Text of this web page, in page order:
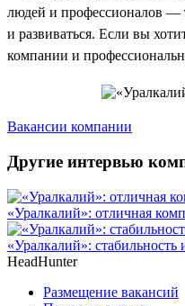
людей и профессионалов —
и развиваться. Если вы
компании и
Вакансии компании
Другие интервью
«Уралкалий»: отличная
«Уралкалий»: стабильность
HeadHunter
Размещение вакансий